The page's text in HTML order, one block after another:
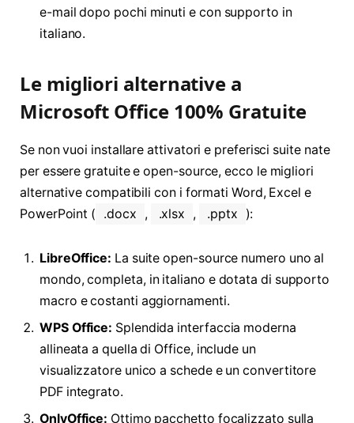
e-mail dopo pochi minuti e con supporto in
italiano.
Le migliori alternative a
Microsoft Office 100% Gratuite
Se non vuoi installare attivatori e preferisci suite nate
per essere gratuite e open-source, ecco le migliori
alternative compatibili con i formati Word, Excel e
PowerPoint (
.docx , .xlsx , .pptx ):
LibreOffice: La suite open-source numero uno al
mondo, completa, in italiano e dotata di supporto
macro e costanti aggiornamenti.
WPS Office: Splendida interfaccia moderna
allineata a quella di Office, include un
visualizzatore unico a schede e un convertitore
PDF integrato.
OnlyOffice: Ottimo pacchetto focalizzato sulla